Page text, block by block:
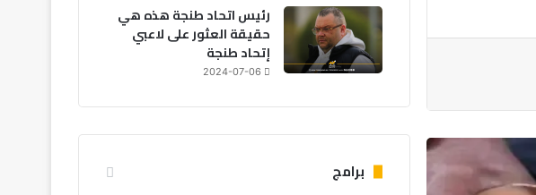
رئيس اتحاد طنجة هذه هي
حقيقة العثور على لاعبي
إتحاد طنجة
2024-07-06
برامج